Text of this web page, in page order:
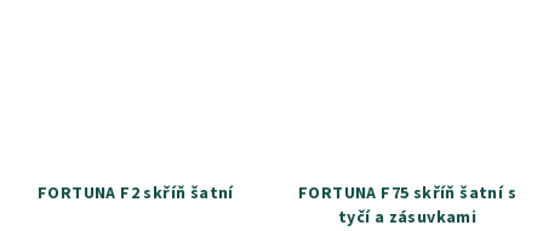
FORTUNA F2 skříň šatní
FORTUNA F75 skříň šatní s
tyčí a zásuvkami